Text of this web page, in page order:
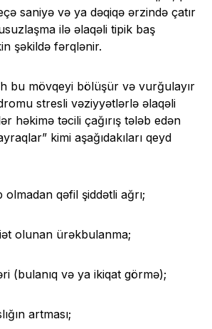
saniyə və ya dəqiqə ərzində çatır
ilə əlaqəli tipik baş
şəkildə fərqlənir.
bu mövqeyi bölüşür və vurğulayır
stresli vəziyyətlərlə əlaqəli
həkimə təcili çağırış tələb edən
kimi aşağıdakıları qeyd
olmadan qəfil şiddətli ağrı;
olunan ürəkbulanma;
(bulanıq və ya ikiqat görmə);
artması;